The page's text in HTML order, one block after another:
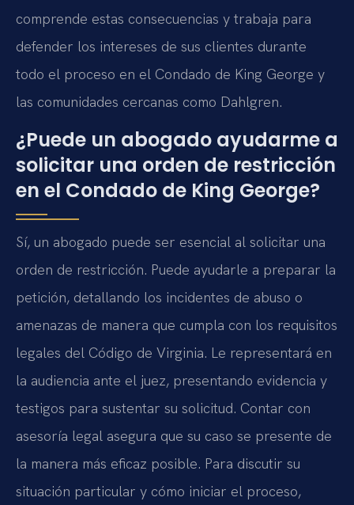
comprende estas consecuencias y trabaja para
defender los intereses de sus clientes durante
todo el proceso en el Condado de King George y
las comunidades cercanas como Dahlgren.
¿Puede un abogado ayudarme a
solicitar una orden de restricción
en el Condado de King George?
Sí, un abogado puede ser esencial al solicitar una
orden de restricción. Puede ayudarle a preparar la
petición, detallando los incidentes de abuso o
amenazas de manera que cumpla con los requisitos
legales del Código de Virginia. Le representará en
la audiencia ante el juez, presentando evidencia y
testigos para sustentar su solicitud. Contar con
asesoría legal asegura que su caso se presente de
la manera más eficaz posible. Para discutir su
situación particular y cómo iniciar el proceso,